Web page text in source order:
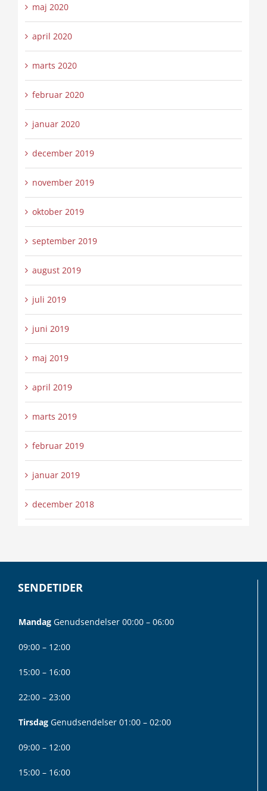
maj 2020
april 2020
marts 2020
februar 2020
januar 2020
december 2019
november 2019
oktober 2019
september 2019
august 2019
juli 2019
juni 2019
maj 2019
april 2019
marts 2019
februar 2019
januar 2019
december 2018
SENDETIDER
Mandag Genudsendelser 00:00 – 06:00
09:00 – 12:00
15:00 – 16:00
22:00 – 23:00
Tirsdag Genudsendelser 01:00 – 02:00
09:00 – 12:00
15:00 – 16:00